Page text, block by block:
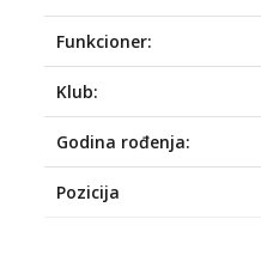
Funkcioner:
Klub:
Godina rođenja:
Pozicija